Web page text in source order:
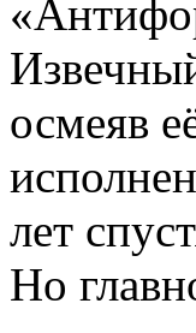
осмеяв
лет
Но